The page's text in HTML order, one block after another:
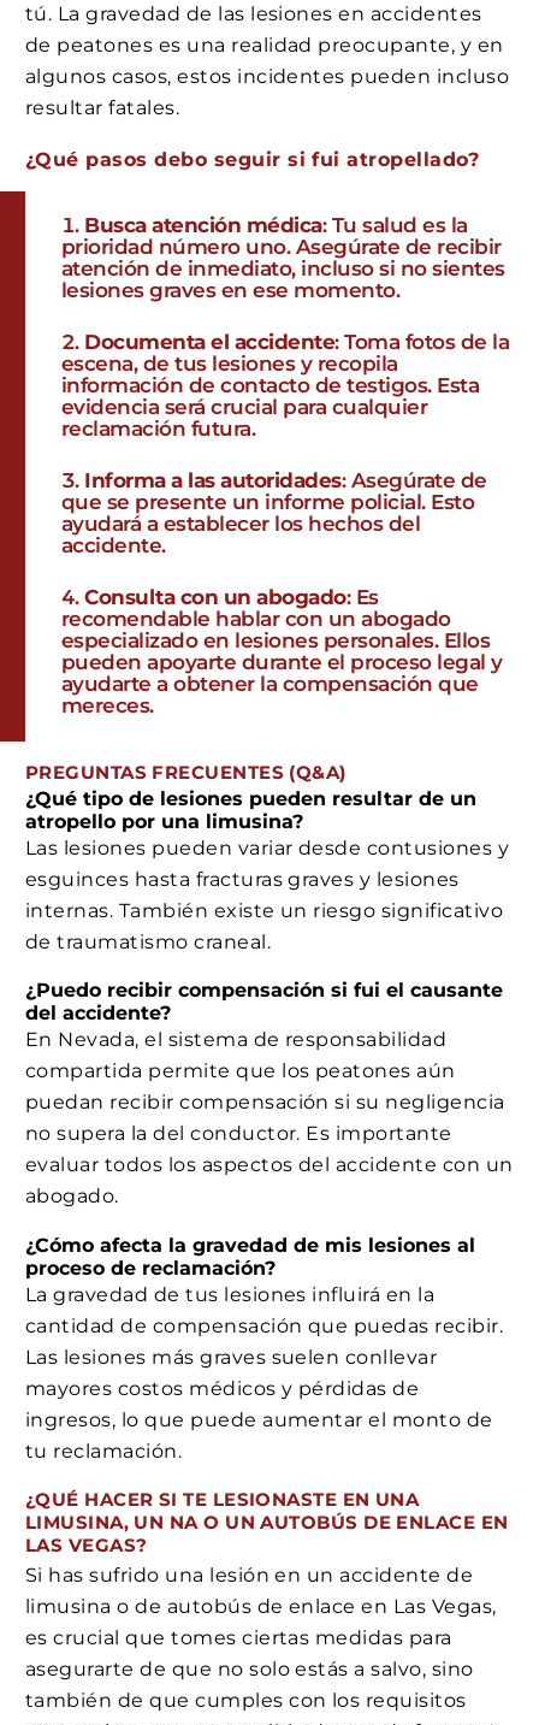
tú. La gravedad de las lesiones en accidentes
de peatones es una realidad preocupante, y en
algunos casos, estos incidentes pueden incluso
resultar fatales.
¿Qué pasos debo seguir si fui atropellado?
Busca atención médica: Tu salud es la
prioridad número uno. Asegúrate de recibir
atención de inmediato, incluso si no sientes
lesiones graves en ese momento.
Documenta el accidente: Toma fotos de la
escena, de tus lesiones y recopila
información de contacto de testigos. Esta
evidencia será crucial para cualquier
reclamación futura.
Informa a las autoridades: Asegúrate de
que se presente un informe policial. Esto
ayudará a establecer los hechos del
accidente.
Consulta con un abogado: Es
recomendable hablar con un abogado
especializado en lesiones personales. Ellos
pueden apoyarte durante el proceso legal y
ayudarte a obtener la compensación que
mereces.
PREGUNTAS FRECUENTES (Q&A)
¿Qué tipo de lesiones pueden resultar de un
atropello por una limusina?
Las lesiones pueden variar desde contusiones y
esguinces hasta fracturas graves y lesiones
internas. También existe un riesgo significativo
de traumatismo craneal.
¿Puedo recibir compensación si fui el causante
del accidente?
En Nevada, el sistema de responsabilidad
compartida permite que los peatones aún
puedan recibir compensación si su negligencia
no supera la del conductor. Es importante
evaluar todos los aspectos del accidente con un
abogado.
¿Cómo afecta la gravedad de mis lesiones al
proceso de reclamación?
La gravedad de tus lesiones influirá en la
cantidad de compensación que puedas recibir.
Las lesiones más graves suelen conllevar
mayores costos médicos y pérdidas de
ingresos, lo que puede aumentar el monto de
tu reclamación.
¿QUÉ HACER SI TE LESIONASTE EN UNA
LIMUSINA, UN NA O UN AUTOBÚS DE ENLACE EN
LAS VEGAS?
Si has sufrido una lesión en un accidente de
limusina o de autobús de enlace en Las Vegas,
es crucial que tomes ciertas medidas para
asegurarte de que no solo estás a salvo, sino
también de que cumples con los requisitos